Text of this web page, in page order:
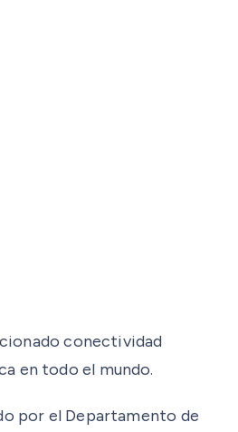
conectividad
en todo el mundo.
por el Departamento de